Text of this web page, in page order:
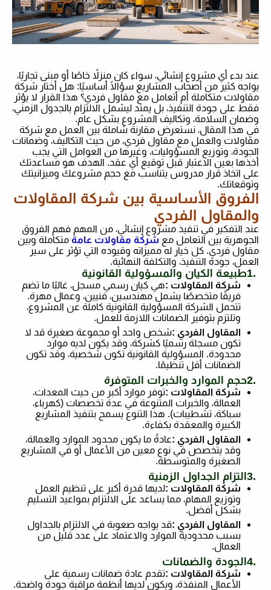
عند بدء أي مشروع إنشائي، سواء كان منزلاً خاصًا أو مبنى تجاريًا،
يواجه كثير من أصحاب المشاريع سؤالًا أساسيًا: هل أختار شركة
مقاولات متكاملة أم أتعامل مع مقاول فردي؟ هذا القرار لا يؤثر
فقط على جودة التنفيذ، بل يمتد ليشمل الالتزام بالجدول الزمني،
وضمان السلامة، وتكاليف المشروع بشكل عام.
في هذا المقال، نستعرض مقارنة شاملة بين العمل مع شركة
مقاولات والعمل مع مقاول فردي، من حيث التكاليف، وضمانات
الجودة، وتوزيع المسؤوليات، وغيرها من العوامل التي يجب
أخذها بعين الاعتبار قبل توقيع أي عقد. الهدف هو مساعدتك
على اتخاذ قرار مدروس يتناسب مع حجم مشروعك وميزانيتك
وتوقعاتك.
الفروق الأساسية بين شركة المقاولات
والمقاول الفردي
عند التفكير في تنفيذ مشروع إنشائي، من المهم فهم الفروق
الجوهرية بين التعامل مع شركة مقاولات عامة متكاملة وبين
مقاول فردي. كل خيار له مميزاته وقيوده التي تؤثر على سير
العمل، جودة التنفيذ، والتكلفة النهائية.
1.طبيعة الكيان والمسؤولية القانونية
شركة المقاولات :هي كيان رسمي مسجل، غالبًا ما تضم
فريقًا متخصصًا يشمل مهندسين، فنيين، وعمال مهرة.
تتحمل الشركة المسؤولية القانونية كاملة عن المشروع،
وتلتزم بتوفير الضمانات اللازمة للعمل.
المقاول الفردي :شخص واحد أو مجموعة صغيرة قد لا
تكون مسجلة رسميًا كشركة، وقد يكون لديه موارد
محدودة. المسؤولية القانونية تكون شخصية، وقد تكون
الضمانات أقل تنظيمًا.
2.حجم الموارد والخبرات المتوفرة
شركة المقاولات :توفر موارد أكبر من حيث المعدات،
العمالة، والخبرات المتنوعة في عدة تخصصات (كهرباء،
سباكة، تشطيبات). هذا التنوع يسمح بتنفيذ المشاريع
الكبيرة والمعقدة بكفاءة.
المقاول الفردي :عادةً ما يكون محدود الموارد والعمالة،
وقد يتخصص في نوع معين من الأعمال أو في المشاريع
الصغيرة والمتوسطة.
3.التزام الجداول الزمنية
شركة المقاولات :لديها قدرة أكبر على تنظيم العمل
وتوزيع المهام، مما يساعد على الالتزام بمواعيد التسليم
بشكل أفضل.
المقاول الفردي :قد يواجه صعوبة في الالتزام بالجداول
بسبب محدودية الموارد والاعتماد على عدد قليل من
العمال.
4.الجودة والضمانات
شركة المقاولات :تقدم عادة ضمانات رسمية على
الأعمال المنفذة، ويكون لديها أنظمة مراقبة جودة واضحة.